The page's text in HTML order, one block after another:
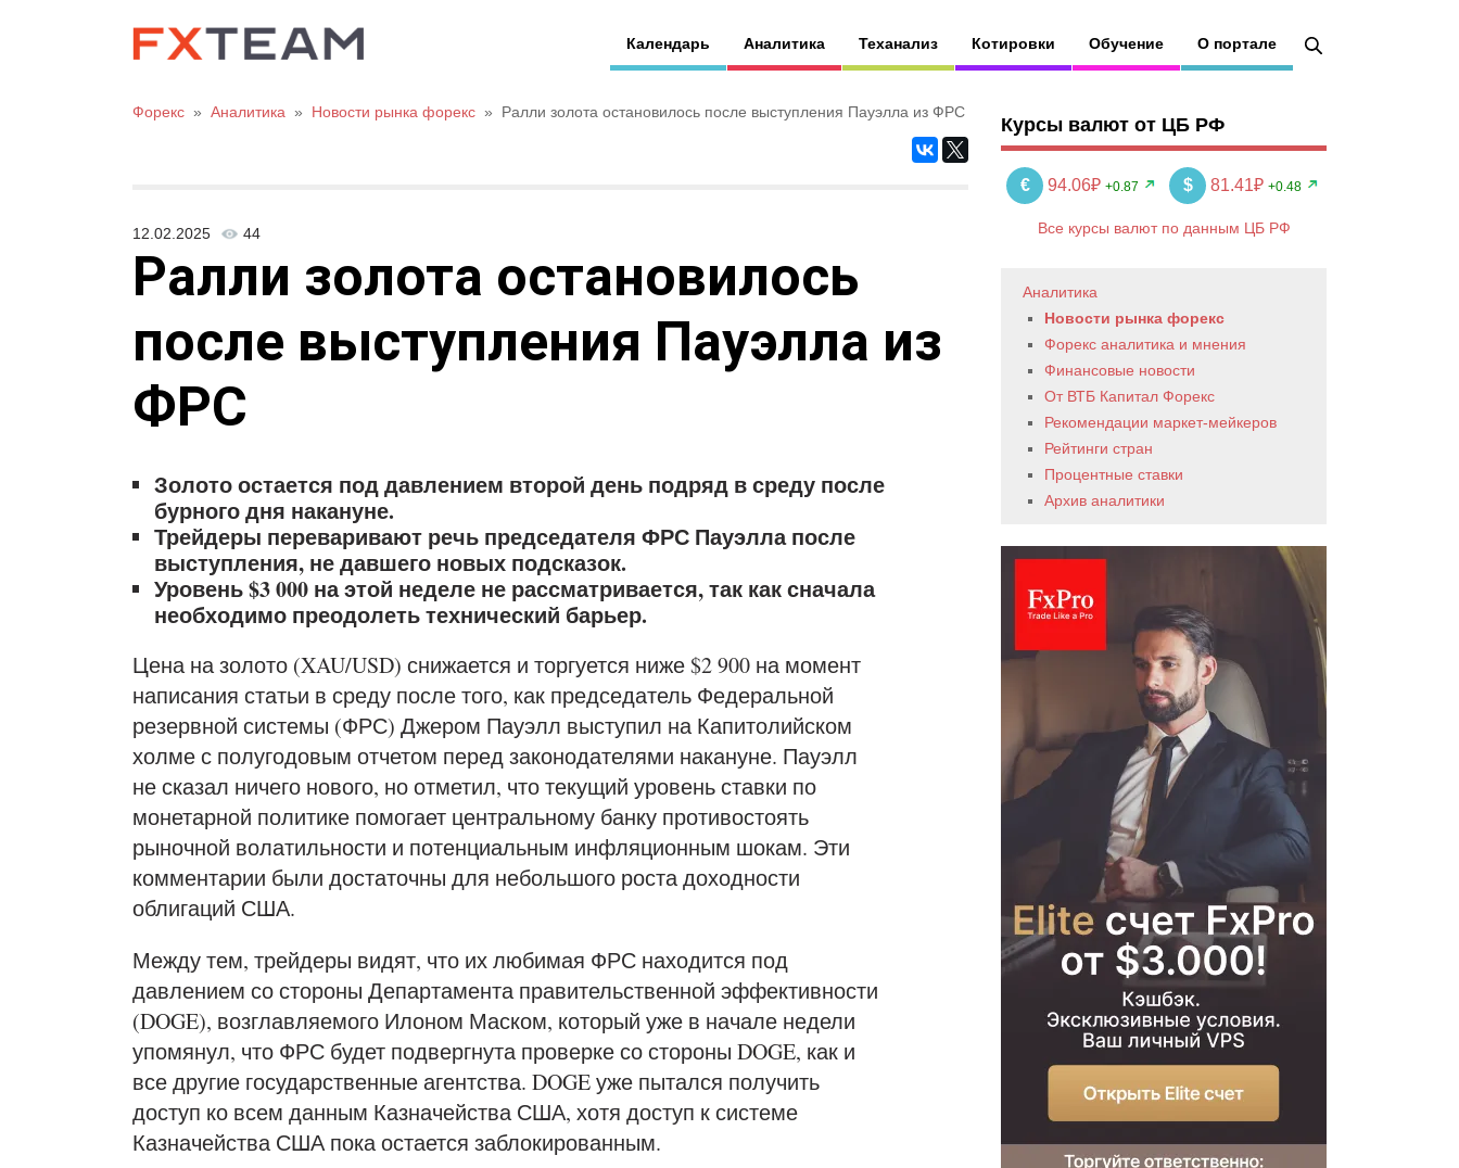
Календарь Аналитика Теханализ Котировки Обучение О портале
Форекс » Аналитика » Новости рынка форекс » Ралли золота остановилось после выступления Пауэлла из ФРС
12.02.2025 44
Ралли золота остановилось
после выступления Пауэлла из
ФРС
Золото остается под давлением второй день подряд в среду после
бурного дня накануне.
Трейдеры переваривают речь председателя ФРС Пауэлла после
выступления, не давшего новых подсказок.
Уровень $3 000 на этой неделе не рассматривается, так как сначала
необходимо преодолеть технический барьер.
Цена на золото (XAU/USD) снижается и торгуется ниже $2 900 на момент
написания статьи в среду после того, как председатель Федеральной
резервной системы (ФРС) Джером Пауэлл выступил на Капитолийском
холме с полугодовым отчетом перед законодателями накануне. Пауэлл
не сказал ничего нового, но отметил, что текущий уровень ставки по
монетарной политике помогает центральному банку противостоять
рыночной волатильности и потенциальным инфляционным шокам. Эти
комментарии были достаточны для небольшого роста доходности
облигаций США.
Между тем, трейдеры видят, что их любимая ФРС находится под
давлением со стороны Департамента правительственной эффективности
(DOGE), возглавляемого Илоном Маском, который уже в начале недели
упомянул, что ФРС будет подвергнута проверке со стороны DOGE, как и
все другие государственные агентства. DOGE уже пытался получить
доступ ко всем данным Казначейства США, хотя доступ к системе
Казначейства США пока остается заблокированным.
Курсы валют от ЦБ РФ
€ 94.06₽ +0.87 $ 81.41₽ +0.48
Все курсы валют по данным ЦБ РФ
Аналитика
Новости рынка форекс
Форекс аналитика и мнения
Финансовые новости
От ВТБ Капитал Форекс
Рекомендации маркет-мейкеров
Рейтинги стран
Процентные ставки
Архив аналитики